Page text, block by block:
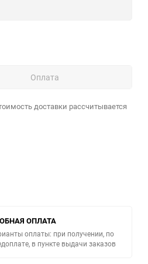
Оплата
доставки рассчитывается
ОПЛАТА
оплаты: при получении, по
в пункте выдачи заказов